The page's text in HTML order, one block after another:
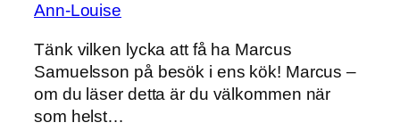
Ann-Louise
Tänk vilken lycka att få ha Marcus
Samuelsson på besök i ens kök! Marcus –
om du läser detta är du välkommen när
som helst…